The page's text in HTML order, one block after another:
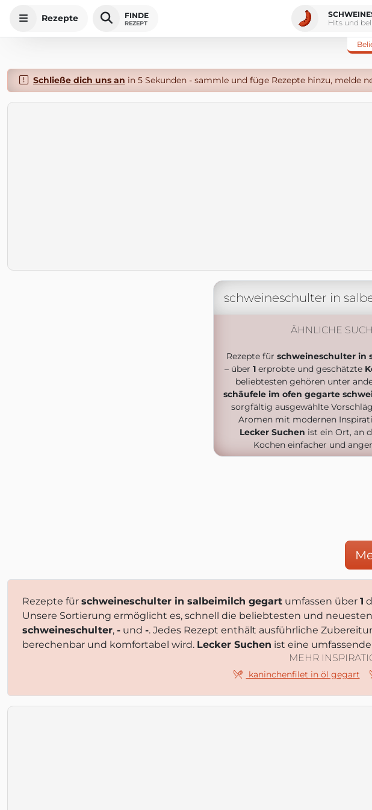
Rezepte FINDE
REZEPT
Hits und
Schließe dich uns an in 5 Sekunden - sammle und füge Rezepte hinzu, melde
schweineschulter in
ÄHNLICHE
Rezepte für schweineschulter in
– über 1erprobte und geschätzte
beliebtesten gehören unter
schäufele im ofen gegarte
sorgfältig ausgewählte
Aromen mit modernen
Lecker Suchen ist ein Ort, an
Kochen einfacher und
Rezepte für schweineschulter in salbeimilch gegart umfassen über 1
Unsere Sortierung ermöglicht es, schnell die beliebtesten und
schweineschulter, - und -. Jedes Rezept enthält ausführliche
berechenbar und komfortabel wird. Lecker Suchen ist eine
MEHR
kaninchenfilet in öl gegart